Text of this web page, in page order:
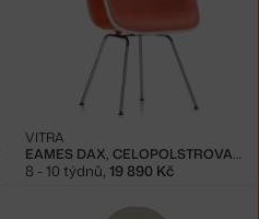
EAMES DAX, CELOPOLSTROVANÁ
VITRA
8 - 10 týdnů, 19 890 Kč